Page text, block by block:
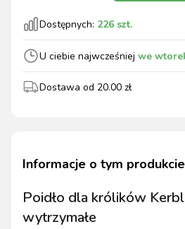
Dostępnych: 226 szt.
U ciebie najwcześniej we
Dostawa od 20.00 zł
Informacje o tym produkcie
Poidło dla królików
wytrzymałe